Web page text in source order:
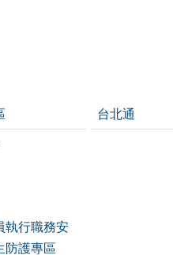
台北通
執行職務安
防護專區